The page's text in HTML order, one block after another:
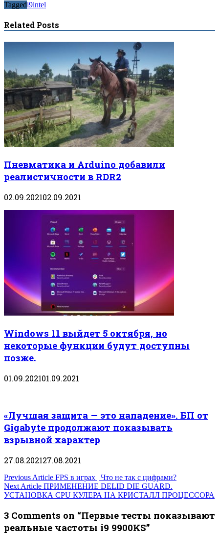
Taggedi9intel
Related Posts
Пневматика и Arduino добавили
реалистичности в RDR2
02.09.202102.09.2021
Windows 11 выйдет 5 октября, но
некоторые функции будут доступны
позже.
01.09.202101.09.2021
«Лучшая защита — это нападение». БП от
Gigabyte продолжают показывать
взрывной характер
27.08.202127.08.2021
Навигация
по
записям
Previous Article FPS в играх | Что не так с цифрами?
Next Article ПРИМЕНЕНИЕ DELID DIE GUARD.
УСТАНОВКА CPU КУЛЕРА НА КРИСТАЛЛ ПРОЦЕССОРА
3 Comments on “Первые тесты показывают
реальные частоты i9 9900KS”